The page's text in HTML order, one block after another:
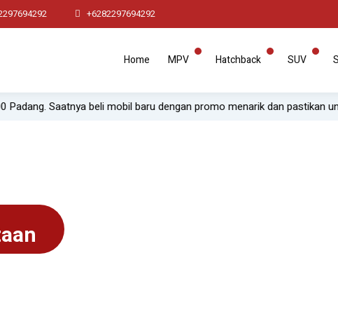
+6282297694292
Home MPV Hatchback SUV
beli mobil baru dengan promo menarik dan pastikan untuk